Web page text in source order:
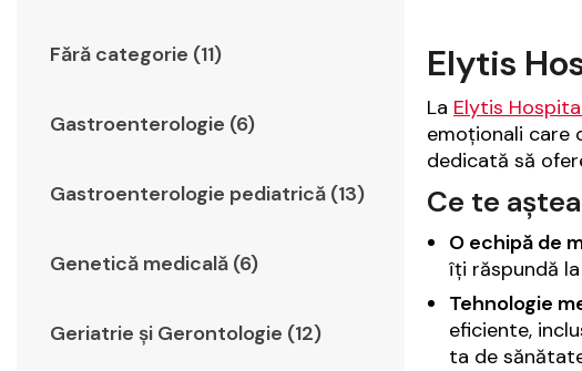
Fără categorie (11)
Gastroenterologie (6)
Gastroenterologie pediatrică (13)
Genetică medicală (6)
Geriatrie şi Gerontologie (12)
Elytis
La Elytis
emoționali care
dedicată să
Ce te
O echipă de
îți răspundă
Tehnologie
eficiente,
ta de